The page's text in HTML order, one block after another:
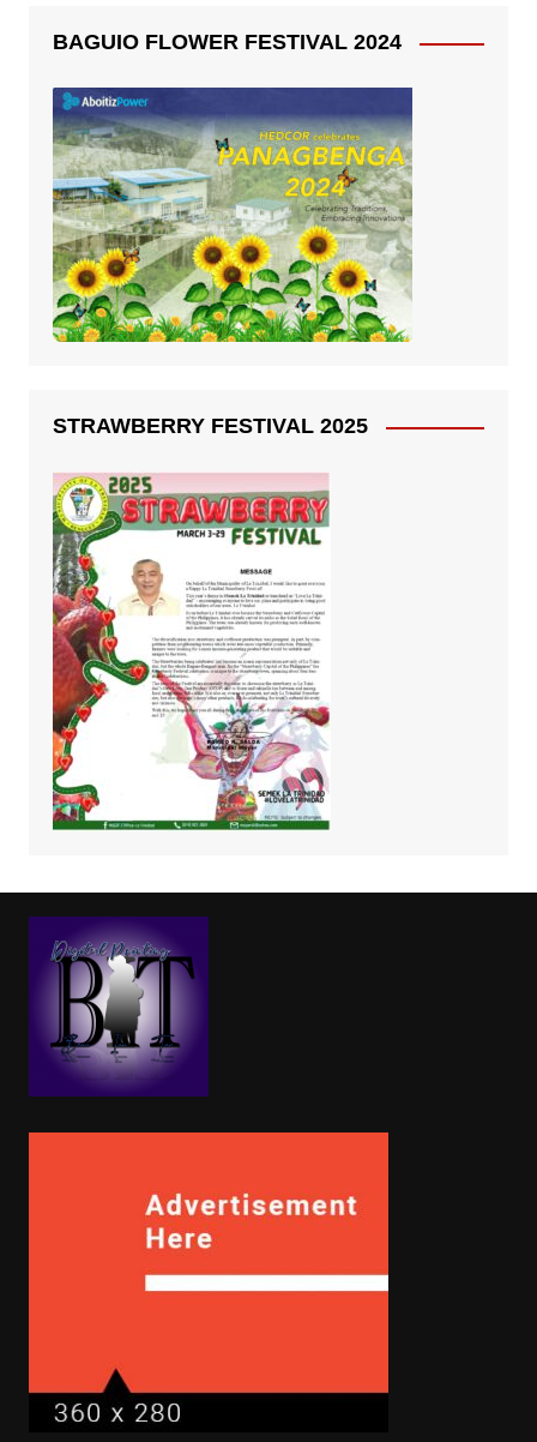
BAGUIO FLOWER FESTIVAL 2024
STRAWBERRY FESTIVAL 2025